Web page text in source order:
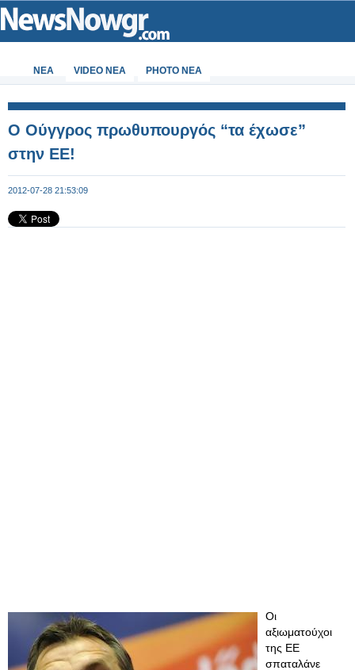
ΝΕΑ VIDEO NEA PHOTO NEA
O Ούγγρος πρωθυπουργός “τα έχωσε”
στην ΕΕ!
2012-07-28 21:53:09
Οι
αξιωματούχοι
της ΕΕ
σπαταλάνε